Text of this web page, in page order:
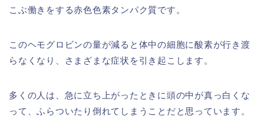
こぶ働きをする赤色色素タンパク質です。
このヘモグロビンの量が減ると体中の細胞に酸素が行き渡
らなくなり、さまざまな症状を引き起こします。
多くの人は、急に立ち上がったときに頭の中が真っ白くな
って、ふらついたり倒れてしまうことだと思っています。